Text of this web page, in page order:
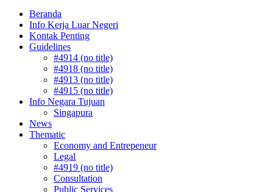
Beranda
Info Kerja Luar Negeri
Kontak Penting
Guidelines
#4914 (no title)
#4918 (no title)
#4913 (no title)
#4915 (no title)
Info Negara Tujuan
Singapura
News
Thematic
Economy and Entrepeneur
Legal
#4919 (no title)
Consultation
Public Services